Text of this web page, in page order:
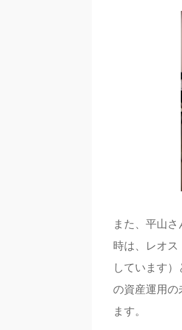
また、平山
時は、レオ
しています
の資産運用の
ます。